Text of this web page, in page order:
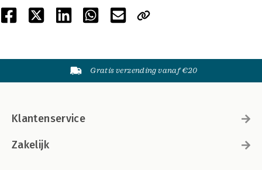
Gratis verzending vanaf €20
Klantenservice
Zakelijk